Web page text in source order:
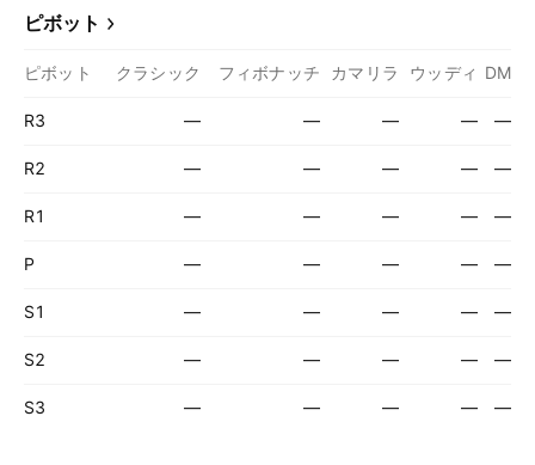
ピボット
ピボット クラシック フィボナッチ カマリラ ウッディ DM
R3 — — — — —
R2 — — — — —
R1 — — — — —
P — — — — —
S1 — — — — —
S2 — — — — —
S3 — — — — —